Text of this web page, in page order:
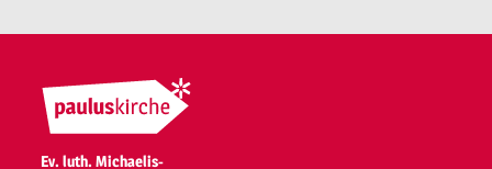
Ev. luth. Michaelis-